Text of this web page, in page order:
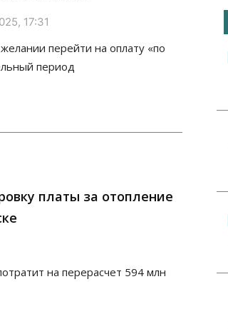
17:31
перейти на оплату «по
период
платы за отопление
на перерасчет 594 млн